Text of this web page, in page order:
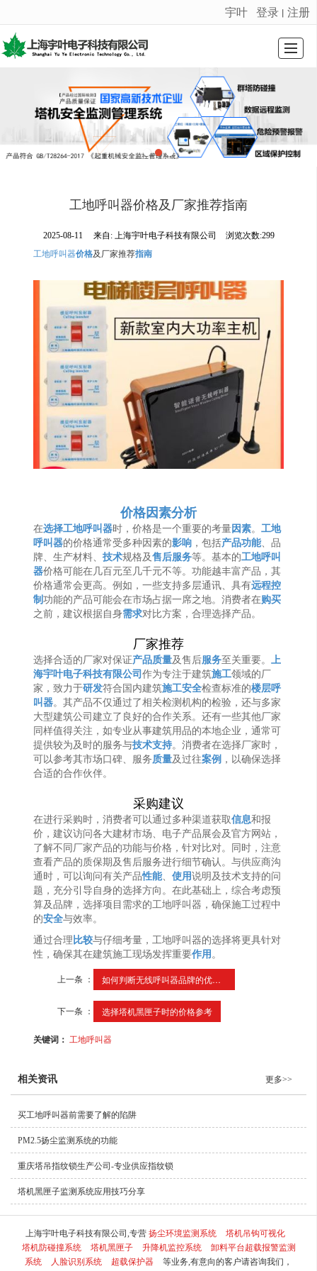
很遗憾，因您的浏览器版本过低导致无法获得最佳浏览体验，推荐下载安装谷歌浏览器！
宇叶 登录 丨 注册
公司介绍 荣誉证书 产品展示 留言反馈 联系我们
工地呼叫器价格及厂家推荐指南
2025-08-11 来自: 上海宇叶电子科技有限公司
浏览次数:299
工地呼叫器价格及厂家推荐指南
价格因素分析
在选择工地呼叫器时，价格是一个重要的考量因素。工地
呼叫器的价格通常受多种因素的影响 ，包括产品功能、品
牌、生产材料、技术规格及售后服务等。基本的工地呼叫
器价格可能在几百元至几千元不等。功能越丰富产品，其
价格通常会更高。例如，一些支持多层通讯、具有远程控
制功能的产品可能会在市场占据一席之地。消费者在购买
之前，建议根据自身需求对比方案，合理选择产品。
厂家推荐
选择合适的厂家对保证产品质量及售后服务至关重要。
上
海宇叶电子科技有限公司作为专注于建筑施工领域的厂
家，致力于研发符合国内建筑施工安全检查标准的楼层呼
叫器。其产品不仅通过了相关检测机构的检验，还与多家
大型建筑公司建立了良好的合作关系。还有一些其他厂家
同样值得关注，如专业从事建筑用品的本地企业，通常可
提供较为及时的服务与技术支持。消费者在选择厂家时，
可以参考其市场口碑、服务 质量及过往案例 ，以确保选择
合适的合作伙伴。
采购建议
在进行采购时，消费者可以通过多种渠道获取信息和报
价，建议访问各大建材市场、电子产品展会及官方网站，
了解不同厂家产品的功能与价格，针对比对。同时，注意
查看产品的质保期及售后服务进行细节确认。与供应商沟
通时，可以询问有关产品性能、使用说明及技术支持的问
题，充分引导自身的选择方向。在此基础上，综合考虑预
算及品牌，选择项目需求的工地呼叫器，确保施工过程中
的安全与效率。
通过合理 比较与仔细考量，工地呼叫器的选择将更具针对
性，确保其在建筑施工现场发挥重要作用 。
上一条 ： 如何判断无线呼叫器品牌的优劣？
下一条 ： 选择塔机黑匣子时的价格参考
关键词：工地呼叫器
相关资讯 更多>>
买工地呼叫器前需要了解的陷阱
PM2.5扬尘监测系统的功能
重庆塔吊指纹锁生产公司-专业供应指纹锁
塔机黑匣子监测系统应用技巧分享
上海宇叶电子科技有限公司,专营 扬尘环境监测系统
塔机吊钩可视化
塔机防碰撞系统
塔机黑匣子 升降机监控系统
卸料平台超载报警监测
系统
人脸识别系统 超载保护器
等业务,有意向的客户请咨询我们，